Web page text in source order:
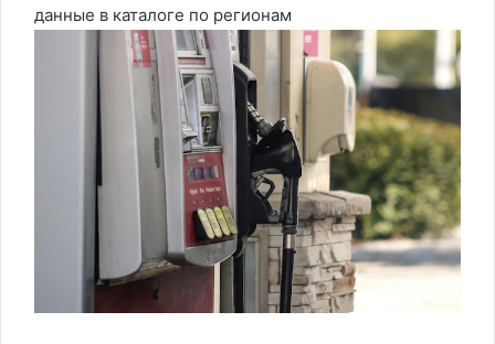
данные в каталоге по регионам